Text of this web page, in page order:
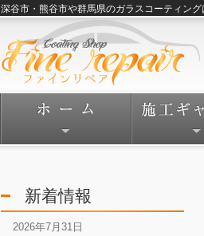
深谷市・熊谷市や群馬県のガラスコーティン
新着情報
2026年7月31日